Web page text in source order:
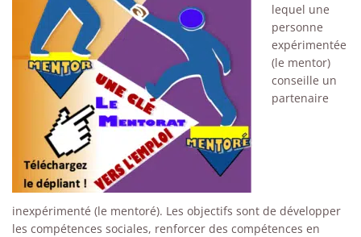
lequel une
personne
expérimentée
(le mentor)
conseille un
partenaire
inexpérimenté (le mentoré). Les objectifs sont de développer
les compétences sociales, renforcer des compétences en